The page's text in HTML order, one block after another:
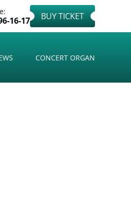
16-17 BUY TICKET
CONCERT ORGAN